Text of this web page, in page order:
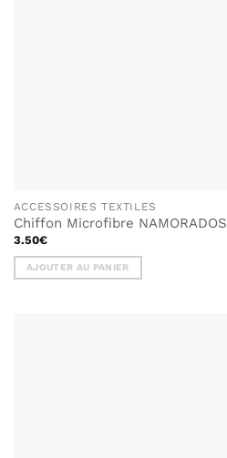
ACCESSOIRES TEXTILES
Chiffon Microfibre NAMORADOS
3.50€
AJOUTER AU PANIER